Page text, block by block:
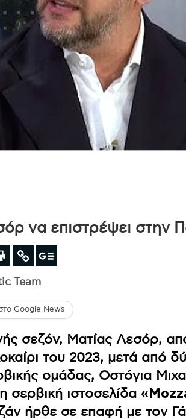
να επιστρέψει στην
Team
Google News
σεζόν, Ματίας Λεσόρ,
του 2023, μετά από
ομάδας, Οστόγια
ιστοσελίδα
ήρθε σε επαφή με τον